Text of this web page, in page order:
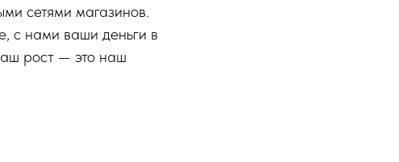
сетями магазинов.
с нами ваши деньги в
рост — это наш